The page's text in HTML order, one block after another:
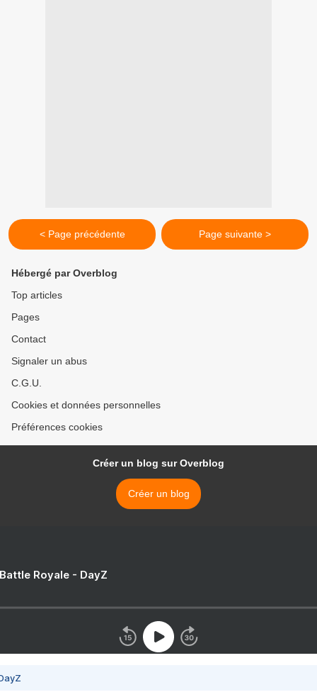
< Page précédente Page suivante >
Hébergé par Overblog
Top articles
Pages
Contact
Signaler un abus
C.G.U.
Cookies et données personnelles
Préférences cookies
Créer un blog sur Overblog
Créer un blog
Royale - DayZ